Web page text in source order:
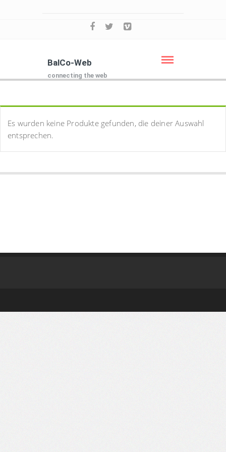
BalCo-Web
connecting the web
Es wurden keine Produkte gefunden, die deiner Auswahl
entsprechen.